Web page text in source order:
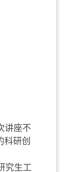
讲座不
研创
究生工